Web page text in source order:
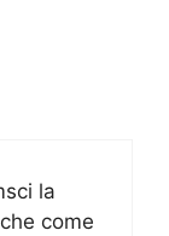
la
come